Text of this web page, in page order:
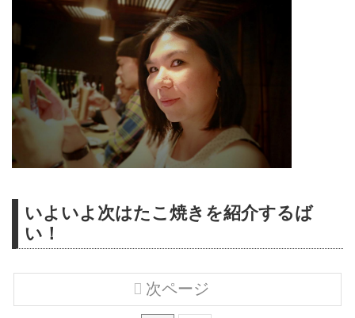
いよいよ次はたこ焼きを紹介するば
い！
次ページ